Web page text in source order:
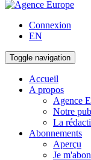
Connexion
EN
Toggle navigation
Accueil
A propos
Agence
Notre
La
Abonnements
Aperçu
Je